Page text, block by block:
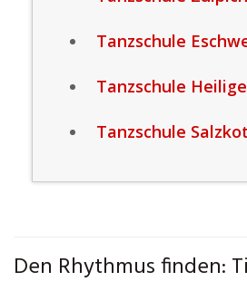
Tanzschule
Tanzschule
Tanzschule
Den Rhythmus finden: